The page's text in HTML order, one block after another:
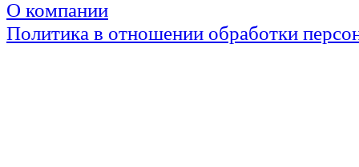
О компании
Политика в отношении обработки